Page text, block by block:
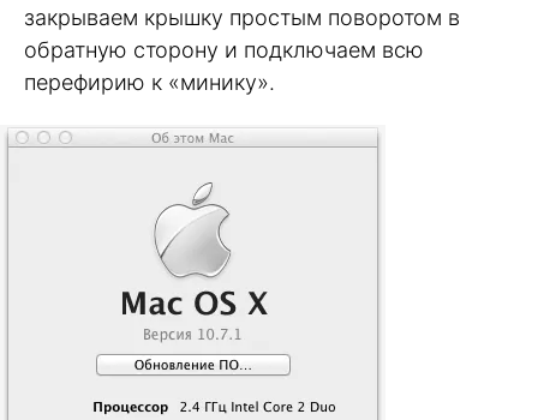
закрываем крышку простым поворотом в
обратную сторону и подключаем всю
перефирию к «минику».